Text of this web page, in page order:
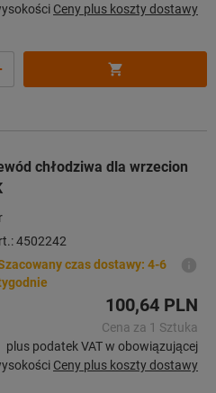
Ceny plus koszty dostawy
chłodziwa dla wrzecion
4502242
czas dostawy: 4-6
100,64 PLN
Cena za 1 Sztuka
plus podatek VAT w obowiązującej
Ceny plus koszty dostawy